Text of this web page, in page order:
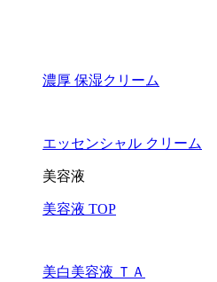
濃厚 保湿クリーム
エッセンシャル クリーム
美容液
美容液 TOP
美白美容液 ＴＡ